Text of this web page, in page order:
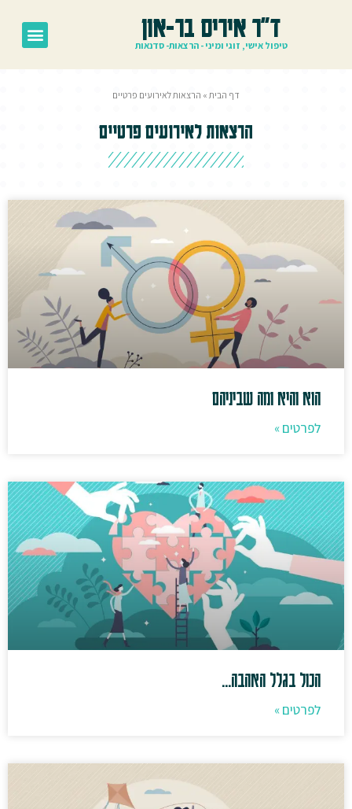
ד"ר איריס בר-און
טיפול אישי, זוגי ומיני - הרצאות- סדנאות
דף הבית » הרצאות לאירועים פרטיים
הרצאות לאירועים פרטיים
הוא והיא ומה שביניהם
לפרטים »
הכול בגלל האהבה…
לפרטים »